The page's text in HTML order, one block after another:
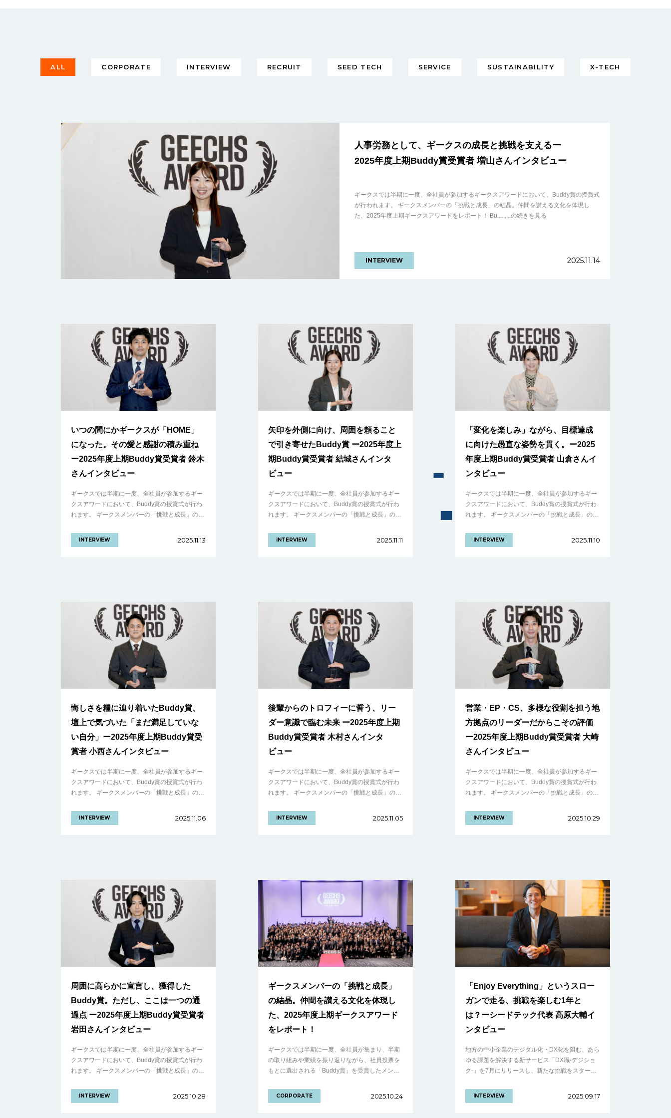
ALL CORPORATE INTERVIEW RECRUIT SEED TECH SERVICE SUSTAINABILITY X-TECH
人事労務として、ギークスの成長と挑戦を支えるー
2025年度上期Buddy賞受賞者 増山さんインタビュー
ギークスでは半期に一度、全社員が参加するギークスアワードにおいて、Buddy賞の授賞式
が行われます。 ギークスメンバーの「挑戦と成長」の結晶。仲間を讃える文化を体現し
た、2025年度上期ギークスアワードをレポート！ Bu.........の続きを見る
INTERVIEW 2025.11.14
いつの間にかギークスが「HOME」
になった。その愛と感謝の積み重ね
ー2025年度上期Buddy賞受賞者 鈴木
さんインタビュー
ギークスでは半期に一度、全社員が参加するギー
クスアワードにおいて、Buddy賞の授賞式が行わ
れます。 ギークスメンバーの「挑戦と成長」の結
見る
INTERVIEW 2025.11.13
矢印を外側に向け、周囲を頼ること
で引き寄せたBuddy賞 ー2025年度上
期Buddy賞受賞者 結城さんインタ
ビュー
ギークスでは半期に一度、全社員が参加するギー
クスアワードにおいて、Buddy賞の授賞式が行わ
れます。 ギークスメンバーの「挑戦と成長」の結
見る
INTERVIEW 2025.11.11
「変化を楽しみ」ながら、目標達成
に向けた愚直な姿勢を貫く。ー2025
年度上期Buddy賞受賞者 山倉さんイ
ンタビュー
ギークスでは半期に一度、全社員が参加するギー
クスアワードにおいて、Buddy賞の授賞式が行わ
れます。 ギークスメンバーの「挑戦と成長」の結
見る
INTERVIEW 2025.11.10
悔しさを糧に辿り着いたBuddy賞、
壇上で気づいた「まだ満足していな
い自分」ー2025年度上期Buddy賞受
賞者 小西さんインタビュー
ギークスでは半期に一度、全社員が参加するギー
クスアワードにおいて、Buddy賞の授賞式が行わ
れます。 ギークスメンバーの「挑戦と成長」の結
見る
INTERVIEW 2025.11.06
後輩からのトロフィーに誓う、リー
ダー意識で臨む未来 ー2025年度上期
Buddy賞受賞者 木村さんインタ
ビュー
ギークスでは半期に一度、全社員が参加するギー
クスアワードにおいて、Buddy賞の授賞式が行わ
れます。 ギークスメンバーの「挑戦と成長」の結
見る
INTERVIEW 2025.11.05
営業・EP・CS、多様な役割を担う地
方拠点のリーダーだからこその評価
ー2025年度上期Buddy賞受賞者 大崎
さんインタビュー
ギークスでは半期に一度、全社員が参加するギー
クスアワードにおいて、Buddy賞の授賞式が行わ
れます。 ギークスメンバーの「挑戦と成長」の結
見る
INTERVIEW 2025.10.29
周囲に高らかに宣言し、獲得した
Buddy賞。ただし、ここは一つの通
過点 ー2025年度上期Buddy賞受賞者
岩田さんインタビュー
ギークスでは半期に一度、全社員が参加するギー
クスアワードにおいて、Buddy賞の授賞式が行わ
れます。 ギークスメンバーの「挑戦と成長」の結
見る
INTERVIEW 2025.10.28
ギークスメンバーの「挑戦と成長」
の結晶。仲間を讃える文化を体現し
た、2025年度上期ギークスアワード
をレポート！
ギークスでは半期に一度、全社員が集まり、半期
の取り組みや業績を振り返りながら、社員投票を
もとに選出される「Buddy賞」を受賞したメン
の続きを見る
CORPORATE 2025.10.24
「Enjoy Everything」というスロー
ガンで走る、挑戦を楽しむ1年と
は？ーシードテック代表 高原大輔イ
ンタビュー
地方の中小企業のデジタル化・DX化を阻む、あら
ゆる課題を解決する新サービス「DX職-デジショ
ク-」を7月にリリースし、新たな挑戦をスタート
続きを見る
INTERVIEW 2025.09.17